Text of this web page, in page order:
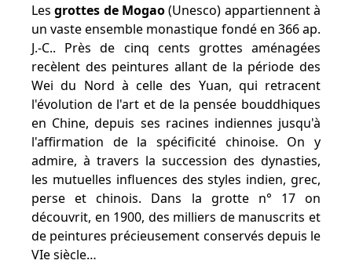
Lesgrottes de Mogao(Unesco) appartiennent à
un vaste ensemble monastique fondé en 366 ap.
J.-C.. Près de cinq cents grottes aménagées
recèlent des peintures allant de la période des
Wei du Nord à celle des Yuan, qui retracent
l'évolution de l'art et de la pensée bouddhiques
en Chine, depuis ses racines indiennes jusqu'à
l'affirmation de la spécificité chinoise. On y
admire, à travers la succession des dynasties,
les mutuelles influences des styles indien, grec,
perse et chinois. Dans la grotte n° 17 on
découvrit, en 1900, des milliers de manuscrits et
de peintures précieusement conservés depuis le
VIe siècle…